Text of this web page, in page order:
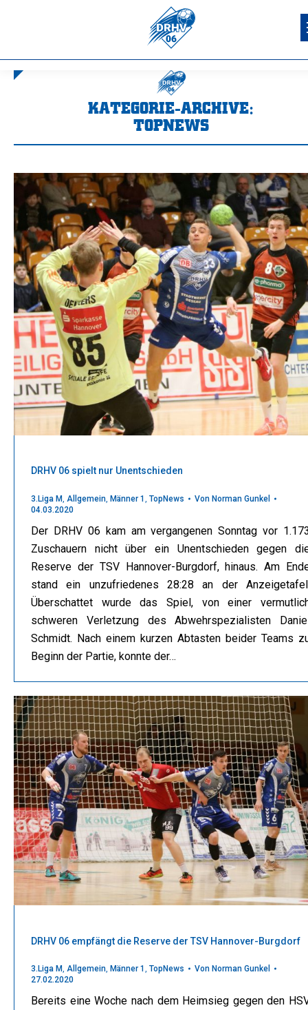
KATEGORIE-ARCHIVE:
TOPNEWS
DRHV 06 spielt nur Unentschieden
3.Liga M, Allgemein, Männer 1, TopNews Von Norman Gunkel
04.03.2020
Der DRHV 06 kam am vergangenen Sonntag vor
Zuschauern nicht über ein Unentschieden gegen
Reserve der TSV Hannover-Burgdorf, hinaus. Am
stand ein unzufriedenes 28:28 an der
Überschattet wurde das Spiel, von einer
schweren Verletzung des Abwehrspezialisten
Schmidt. Nach einem kurzen Abtasten beider Teams
Beginn der Partie, konnte der…
DRHV 06 empfängt die Reserve der TSV Hannover-Burgdorf
3.Liga M, Allgemein, Männer 1 , TopNews Von Norman Gunkel
27.02.2020
Bereits eine Woche nach dem Heimsieg gegen den